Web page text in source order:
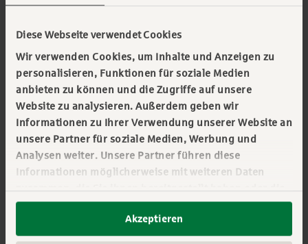
Diese Webseite verwendet Cookies
Wir verwenden Cookies, um Inhalte und Anzeigen zu
personalisieren, Funktionen für soziale Medien
anbieten zu können und die Zugriffe auf unsere
Website zu analysieren. Außerdem geben wir
Informationen zu Ihrer Verwendung unserer Website an
unsere Partner für soziale Medien, Werbung und
Analysen weiter. Unsere Partner führen diese
Informationen möglicherweise mit weiteren Daten
zusammen, die Sie ihnen bereitgestellt haben oder die
sie im Rahmen Ihrer Nutzung der Dienste gesammelt
haben. Sie geben Einwilligung zu unseren Cookies,
wenn Sie unsere Webseite weiterhin nutzen. Mehr
Akzeptieren
Aufbau eigener Netzinfrastruktur
("Rekommunalisierung")
Verpflichtender Rollout intelligenter
Messsysteme (Smart Meter)
Aufbau eigener, dezentraler